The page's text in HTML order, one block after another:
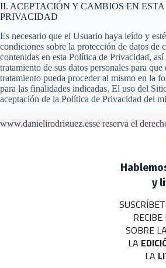
II. ACEPTACIÓN Y CAMBIOS EN
PRIVACIDAD
Es necesario que el Usuario haya leído y
condiciones sobre la protección de datos de
contenidas en esta Política de Privacidad,
tratamiento de sus datos personales para
tratamiento pueda proceder al mismo en la
para las finalidades indicadas. El uso del
aceptación de la Política de Privacidad del
www.danieljrodriguez.esse reserva el
cambio legislativo, jurisprudencial o
de Privacidad no serán notificados de forma
recomienda al Usuario consultar esta página
estar al tanto de los últimos cambios o
Esta Política de Privacidad fue actualizada
Reglamento (UE) 2016/679 del Parlamento
27 de abril de 2016, relativo a la protección
lo que respecta al tratamiento de datos
circulación de estos datos (RGPD) y a la
y
SOBRE LA
LA
LA